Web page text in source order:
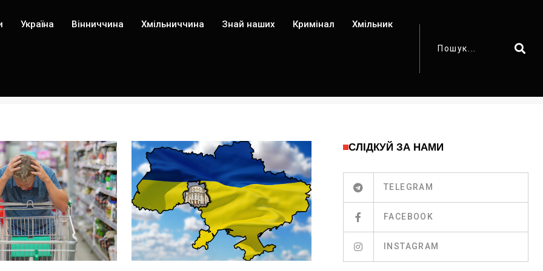
Україна Вінниччина Хмільниччина Знай наших Кримінал Хмільник
СЛІДКУЙ ЗА НАМИ
TELEGRAM
FACEBOOK
INSTAGRAM